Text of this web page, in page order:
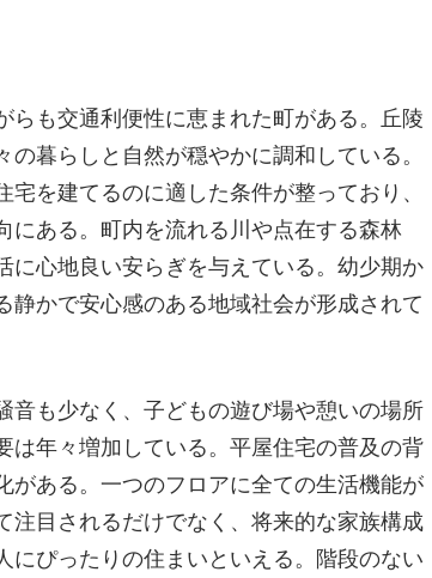
も交通利便性に恵まれた町がある。 丘陵
暮らしと自然が穏やかに調和している。
を建てるのに適した条件が整っており、
ある。町内を流れる川や点在する森林
心地良い安らぎを与えている。幼少期か
かで安心感のある地域社会が形成されて
も少なく、子どもの遊び場や憩いの場所
年々増加している。平屋住宅の普及の背
ある。一つのフロアに全ての生活機能が
目されるだけでなく、将来的な家族構成
ぴったりの住まいといえる。階段のない